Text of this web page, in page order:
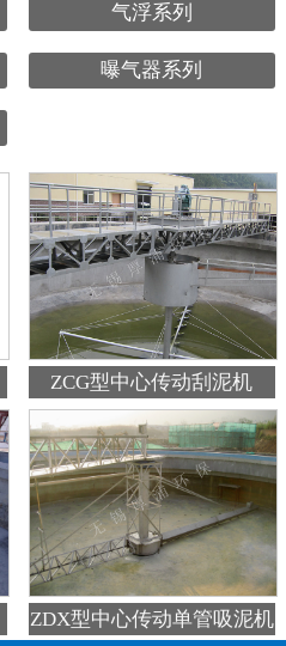
气浮系列
曝气器系列
ZCG型中心传动刮泥机
ZDX型中心传动单管吸泥机